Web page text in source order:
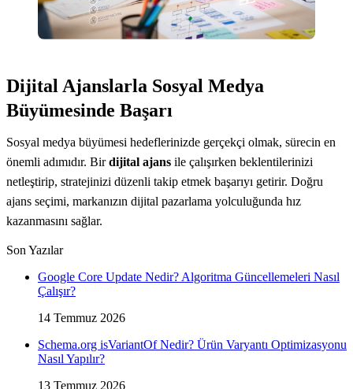
Dijital Ajanslarla Sosyal Medya
Büyümesinde Başarı
Sosyal medya büyümesi hedeflerinizde gerçekçi olmak, sürecin en
önemli adımıdır. Birdijital ajans ile çalışırken beklentilerinizi
netleştirip, stratejinizi düzenli takip etmek başarıyı getirir. Doğru
ajans seçimi, markanızın dijital pazarlama yolculuğunda hız
kazanmasını sağlar.
Son Yazılar
Google Core Update Nedir? Algoritma Güncellemeleri Nasıl
Çalışır?
14 Temmuz 2026
Schema.org isVariantOf Nedir? Ürün Varyantı Optimizasyonu
Nasıl Yapılır?
13 Temmuz 2026